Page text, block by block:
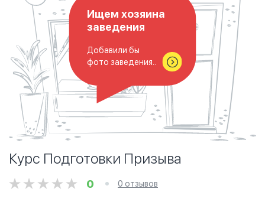
Ищем хозяина
заведения
Добавили бы
фото заведения..
Курс Подготовки Призыва
0 0 отзывов